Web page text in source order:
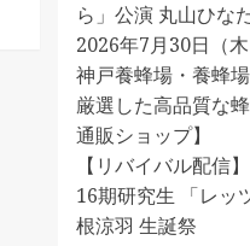
ら」公演 丸山ひな
2026年7月30日（
神戸養蜂場・養蜂
厳選した高品質な
通販ショップ】
【リバイバル配信
16期研究生 「レッ
根涼羽 生誕祭